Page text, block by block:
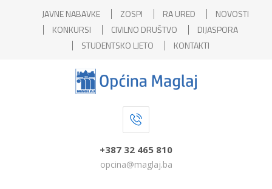
JAVNE NABAVKE ZOSPI RA URED
NOVOSTI
KONKURSI
CIVILNO DRUŠTVO
DIJASPORA
STUDENTSKO LJETO
KONTAKTI
+387 32 465 810
opcina@maglaj.ba